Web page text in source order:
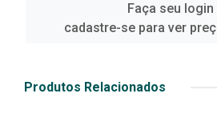
Faça seu login
cadastre-se para ver
Produtos Relacionados